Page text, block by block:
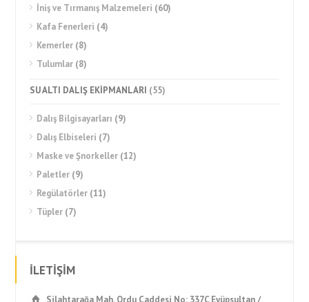
İniş ve Tırmanış Malzemeleri (60)
Kafa Fenerleri (4)
Kemerler (8)
Tulumlar (8)
SU ALTI DALIŞ EKİPMANLARI (55)
Dalış Bilgisayarları (9)
Dalış Elbiseleri (7)
Maske ve Şnorkeller (12)
Paletler (9)
Regülatörler (11)
Tüpler (7)
İLETİŞİM
Silahtarağa Mah. Ordu Caddesi No: 337C Eyüpsultan /